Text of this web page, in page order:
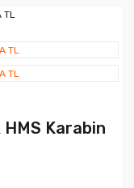
Karabin